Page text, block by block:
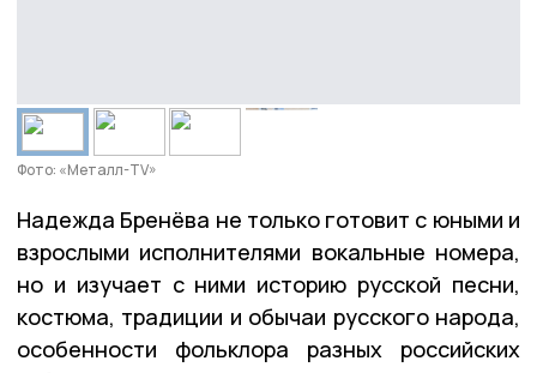
Фото: «Металл-TV»
Надежда Бренёва не только готовит с юными и
взрослыми исполнителями вокальные номера,
но и изучает с ними историю русской песни,
костюма, традиции и обычаи русского народа,
особенности фольклора разных российских